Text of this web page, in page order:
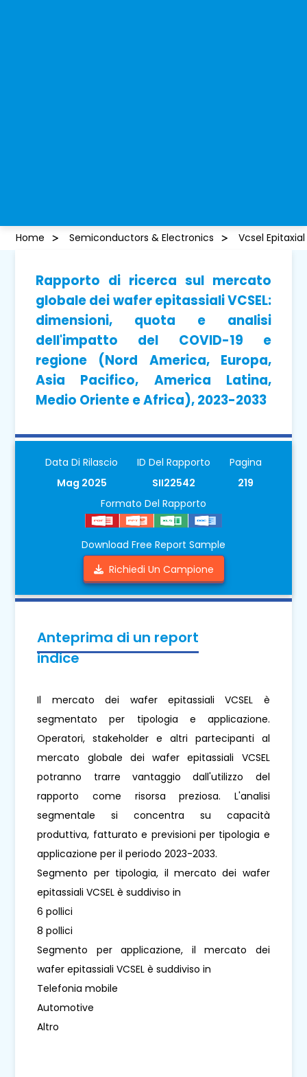
Home Semiconductors & Electronics Vcsel
Rapporto di ricerca sul mercato
globale dei wafer epitassiali VCSEL:
dimensioni, quota e analisi
dell'impatto del COVID-19 e
regione (Nord America, Europa,
Asia Pacifico, America Latina,
Medio Oriente e Africa), 2023-2033
Data Di Rilascio
Mag 2025
ID Del Rapporto
SII22542
Pagina
219
Formato Del Rapporto
Download Free Report Sample
Richiedi Un Campione
Anteprima di un report
indice
Il mercato dei wafer epitassiali VCSEL è
segmentato per tipologia e applicazione.
Operatori, stakeholder e altri partecipanti al
mercato globale dei wafer epitassiali VCSEL
potranno trarre vantaggio dall'utilizzo del
rapporto come risorsa preziosa. L'analisi
segmentale si concentra su capacità
produttiva, fatturato e previsioni per tipologia e
applicazione per il periodo 2023-2033.
Segmento per tipologia, il mercato dei wafer
epitassiali VCSEL è suddiviso in
6 pollici
8 pollici
Segmento per applicazione, il mercato dei
wafer epitassiali VCSEL è suddiviso in
Telefonia mobile
Automotive
Altro